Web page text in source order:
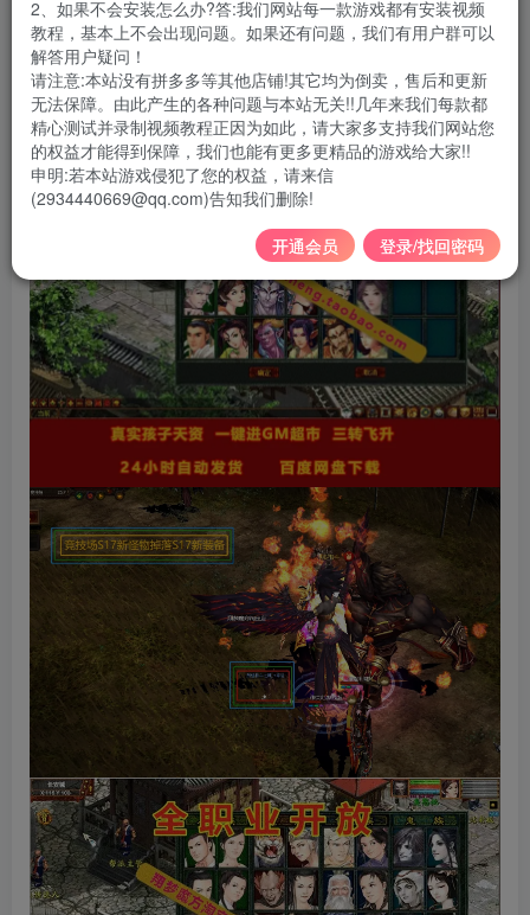
2、如果不会安装怎么办?答:我们网站每一款游戏都有安装视频
教程，基本上不会出现问题。如果还有问题，我们有用户群可以
解答用户疑问！
请注意:本站没有拼多多等其他店铺!其它均为倒卖，售后和更新
无法保障。由此产生的各种问题与本站无关!!几年来我们每款都
精心测试并录制视频教程正因为如此，请大家多支持我们网站您
的权益才能得到保障，我们也能有更多更精品的游戏给大家!!
申明:若本站游戏侵犯了您的权益，请来信
(2934440669@qq.com)告知我们删除!
开通会员 登录/找回密码